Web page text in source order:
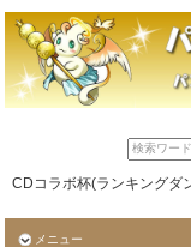
CDコラボ杯(ランキングダ
メニュー